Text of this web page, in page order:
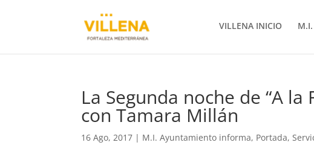
VILLENA INICIO
La Segunda noche de “A
con Tamara Millán
16 Ago, 2017 | M.I. Ayuntamiento informa, Portada,